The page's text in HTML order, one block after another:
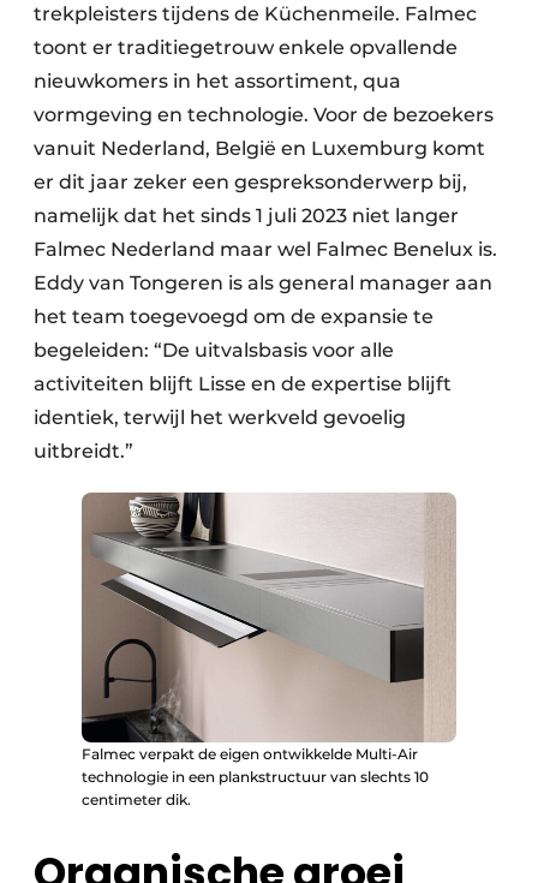
trekpleisters tijdens de Küchenmeile. Falmec
toont er traditiegetrouw enkele opvallende
nieuwkomers in het assortiment, qua
vormgeving en technologie. Voor de bezoekers
vanuit Nederland, België en Luxemburg komt
er dit jaar zeker een gespreksonderwerp bij,
namelijk dat het sinds 1 juli 2023 niet langer
Falmec Nederland maar wel Falmec Benelux is.
Eddy van Tongeren is als general manager aan
het team toegevoegd om de expansie te
begeleiden: “De uitvalsbasis voor alle
activiteiten blijft Lisse en de expertise blijft
identiek, terwijl het werkveld gevoelig
uitbreidt.”
Falmec verpakt de eigen ontwikkelde Multi-Air
technologie in een plankstructuur van slechts 10
centimeter dik.